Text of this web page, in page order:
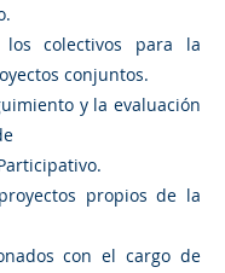
colectivos para la
conjuntos.
y la evaluación
propios de la
con el cargo de